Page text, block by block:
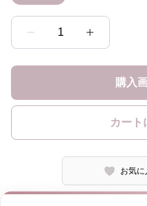
1
購入
カート
お気